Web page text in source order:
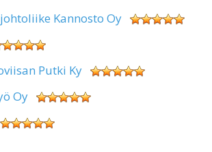
Kannosto Oy
Putki Ky
Oy